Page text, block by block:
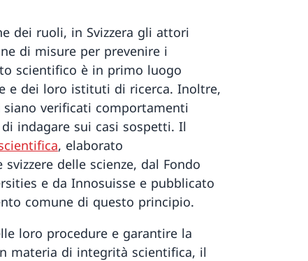
dei ruoli, in Svizzera gli attori
di misure per prevenire i
scientifico è in primo luogo
e dei loro istituti di ricerca. Inoltre,
verificati comportamenti
indagare sui casi sospetti. Il
, elaborato
delle scienze, dal Fondo
e da Innosuisse e pubblicato
comune di questo principio.
loro procedure e garantire la
materia di integrità scientifica, il